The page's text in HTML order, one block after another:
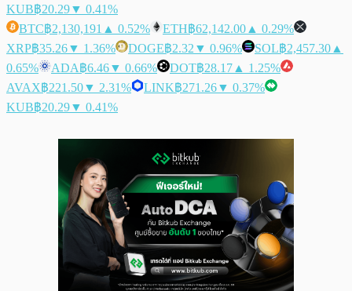
KUB฿20.29▼ 0.41%
BTC฿2,130,191 ▲ 0.52% ETH฿62,142.00 ▲ 0.29%
XRP฿35.26▼ 1.36% DOGE฿2.32 ▼ 0.96% SOL฿2,457.30 ▲
0.65%
ADA฿6.46▼ 0.66% DOT฿28.17 ▲ 1.25%
AVAX฿221.50▼ 2.31% LINK฿271.26▼ 0.37%
KUB฿20.29▼ 0.41%